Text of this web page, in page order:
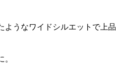
ようなワイドシルエットで上品